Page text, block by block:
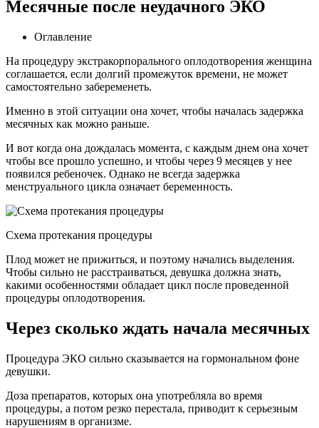
Месячные после неудачного ЭКО
Оглавление
На процедуру экстракорпорального оплодотворения женщина
соглашается, если долгий промежуток времени, не может
самостоятельно забеременеть.
Именно в этой ситуации она хочет, чтобы началась задержка
месячных как можно раньше.
И вот когда она дождалась момента, с каждым днем она хочет
чтобы все прошло успешно, и чтобы через 9 месяцев у нее
появился ребеночек. Однако не всегда задержка
менструального цикла означает беременность.
Схема протекания процедуры
Плод может не прижиться, и поэтому начались выделения.
Чтобы сильно не расстраиваться, девушка должна знать,
какими особенностями обладает цикл после проведенной
процедуры оплодотворения.
Через сколько ждать начала месячных
Процедура ЭКО сильно сказывается на гормональном фоне
девушки.
Доза препаратов, которых она употребляла во время
процедуры, а потом резко перестала, приводит к серьезным
нарушениям в организме.